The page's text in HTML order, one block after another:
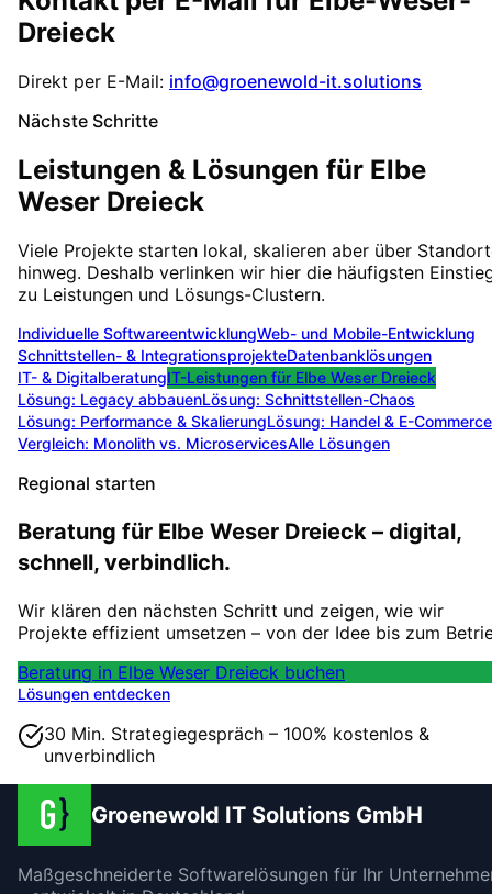
Dreieck
Direkt per E-Mail: info@groenewold-it.solutions
Nächste Schritte
Leistungen & Lösungen für Elbe
Weser Dreieck
Viele Projekte starten lokal, skalieren aber über
hinweg. Deshalb verlinken wir hier die häufigsten
zu Leistungen und Lösungs-Clustern.
Individuelle SoftwareentwicklungWeb- und Mobile-Entwicklung
Schnittstellen- & IntegrationsprojekteDatenbanklösungen
IT- & DigitalberatungIT-Leistungen für Elbe Weser Dreieck
Lösung: Legacy abbauenLösung: Schnittstellen-Chaos
Lösung: Performance & SkalierungLösung: Handel & E-Commerce
Vergleich: Monolith vs. MicroservicesAlle Lösungen
Regional starten
Beratung für Elbe Weser Dreieck – digital,
schnell, verbindlich.
Wir klären den nächsten Schritt und zeigen, wie wir
Projekte effizient umsetzen – von der Idee bis zum
Beratung in Elbe Weser Dreieck buchen
Lösungen entdecken
30 Min. Strategiegespräch – 100% kostenlos &
unverbindlich
Groenewold IT Solutions GmbH
Maßgeschneiderte Softwarelösungen für Ihr